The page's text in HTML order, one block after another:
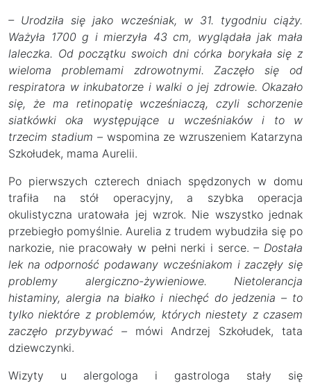
– Urodziła się jako wcześniak, w 31. tygodniu ciąży.
Ważyła 1700 g i mierzyła 43 cm, wyglądała jak mała
laleczka. Od początku swoich dni córka borykała się z
wieloma problemami zdrowotnymi. Zaczęło się od
respiratora w inkubatorze i walki o jej zdrowie. Okazało
się, że ma retinopatię wcześniaczą, czyli schorzenie
siatkówki oka występujące u wcześniaków i to w
trzecim stadium –wspomina ze wzruszeniem Katarzyna
Szkołudek, mama Aurelii.
Po pierwszych czterech dniach spędzonych w domu
trafiła na stół operacyjny, a szybka operacja
okulistyczna uratowała jej wzrok. Nie wszystko jednak
przebiegło pomyślnie. Aurelia z trudem wybudziła się po
narkozie, nie pracowały w pełni nerki i serce.– Dostała
lek na odporność podawany wcześniakom i zaczęły się
problemy alergiczno-żywieniowe. Nietolerancja
histaminy, alergia na białko i niechęć do jedzenia – to
tylko niektóre z problemów, których niestety z czasem
zaczęło przybywać –mówi Andrzej Szkołudek, tata
dziewczynki.
Wizyty u alergologa i gastrologa stały się